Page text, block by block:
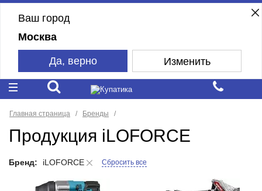
Ваш город
Москва
Да, верно Изменить
Главная страница Бренды
Продукция iLOFORCE
Бренд: iLOFORCE Сбросить все